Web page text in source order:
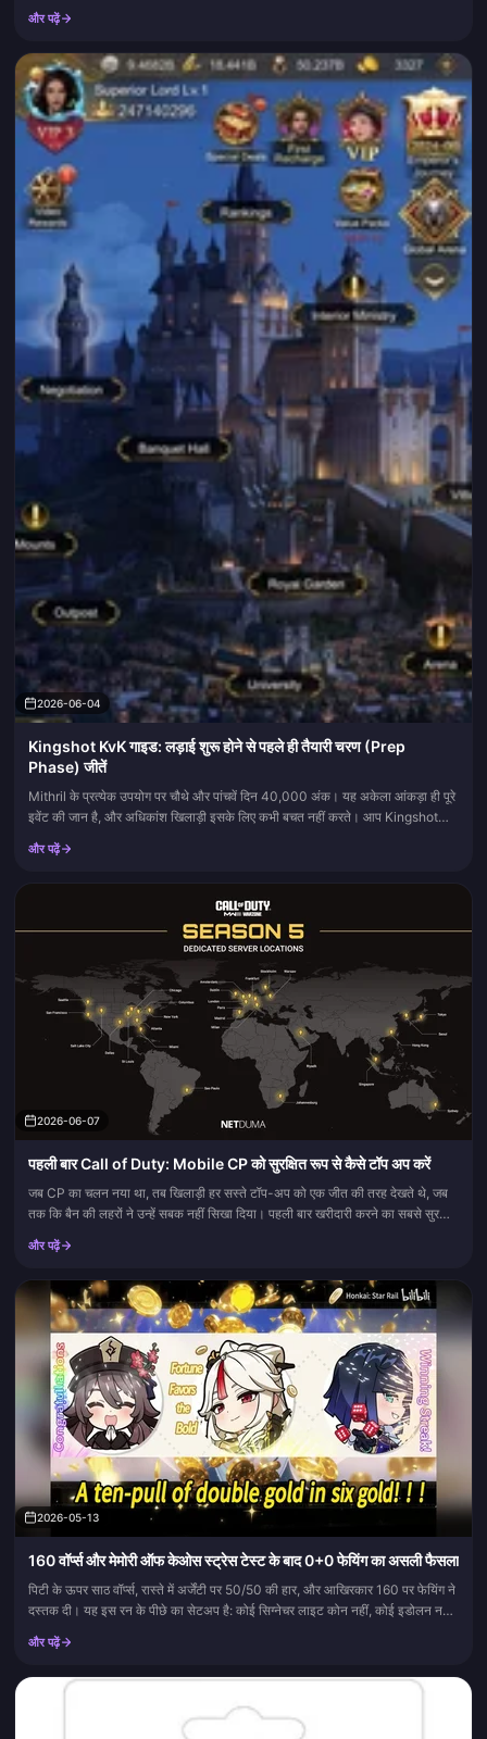
खराब वैल्यू वाला टियर है जिसे आप...
और पढ़ें
2026-06-04
Kingshot KvK गाइड: लड़ाई शुरू होने से पहले ही तैयारी चरण (Prep
Phase) जीतें
Mithril के प्रत्येक उपयोग पर चौथे और पांचवें दिन 40,000 अंक। यह अकेला आंकड़ा ही पूरे
इवेंट की जान है, और अधिकांश खिलाड़ी इसके लिए कभी बचत नहीं करते। आप Kingshot
और पढ़ें
2026-06-07
पहली बार Call of Duty: Mobile CP को सुरक्षित रूप से कैसे टॉप अप करें
जब CP का चलन नया था, तब खिलाड़ी हर सस्ते टॉप-अप को एक जीत की तरह देखते थे, जब
तक कि बैन की लहरों ने उन्हें सबक नहीं सिखा दिया। पहली बार खरीदारी करने का सबसे सुरक्षित
और पढ़ें
2026-05-13
160 वॉर्प्स और मेमोरी ऑफ केओस स्ट्रेस टेस्ट के बाद 0+0 फेयिंग का असली फैसला
पिटी के ऊपर साठ वॉर्प्स, रास्ते में अर्जेंटी पर 50/50 की हार, और आखिरकार 160 पर फेयिंग ने
दस्तक दी। यह इस रन के पीछे का सेटअप है: कोई सिग्नेचर लाइट कोन नहीं, कोई इडोलन नहीं,
और पढ़ें